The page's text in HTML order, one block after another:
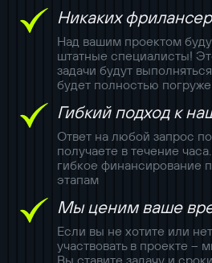
Никаких
Над вашим проектом
штатные специалисты!
задачи будут
будет полностью
Гибкий подход к
Ответ на любой запрос
получаете в течение
гибкое финансирование
этапам
Мы ценим ваше
Если вы не хотите или
участвовать в проекте –
Вы ставите задачу и